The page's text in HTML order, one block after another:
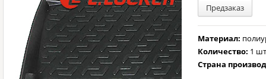
Предзаказ
Материал:
Количество: 1
Страна